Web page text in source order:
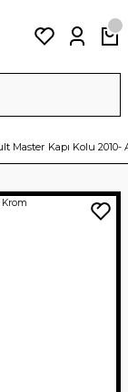
Master Kapı Kolu 2010-